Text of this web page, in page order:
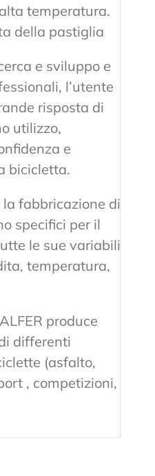
temperatura.
della pastiglia
e sviluppo e
l’utente
risposta di
utilizzo,
e
bicicletta.
la fabbricazione di
specifici per il
le sue variabili
temperatura,
produce
differenti
(asfalto,
, competizioni,